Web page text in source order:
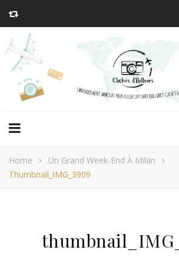
Home
Un Grand Week-End À Milan
Thumbnail_IMG_3909